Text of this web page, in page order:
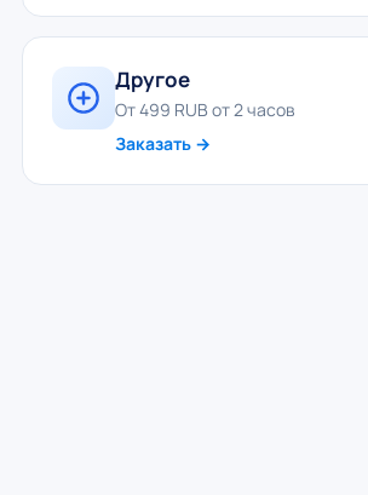
Другое
От 499 RUB от 2 часов
Заказать →